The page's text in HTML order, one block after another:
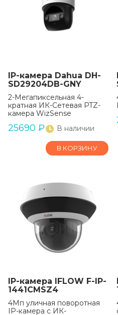
IP-камера Dahua DH-
SD29204DB-GNY
2-Мегапиксельная 4-
кратная ИК-Сетевая PTZ-
камера WizSense
25690 ₽ В наличии
В КОРЗИНУ
IP-камера IFLOW F-IP-
1441CMSZ4
4Мп уличная поворотная
IP-камера c ИК-